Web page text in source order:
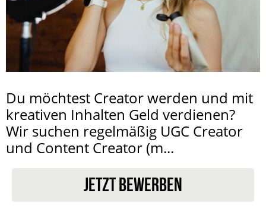
Du möchtest Creator werden und mit
kreativen Inhalten Geld verdienen?
Wir suchen regelmäßig UGC Creator
und Content Creator (m...
JETZT BEWERBEN